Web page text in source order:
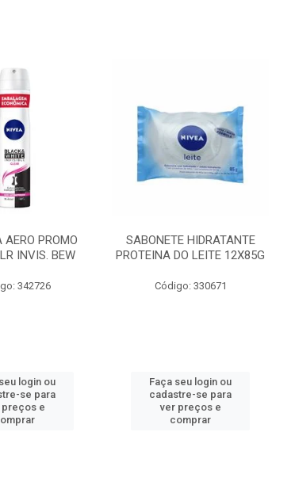
AERO PROMO
INVIS. BEW
342726
login ou
se para
preços e
SABONETE HIDRATANTE
PROTEINA DO LEITE 12X85G
Código: 330671
Faça seu login ou
cadastre-se para
ver preços e
comprar